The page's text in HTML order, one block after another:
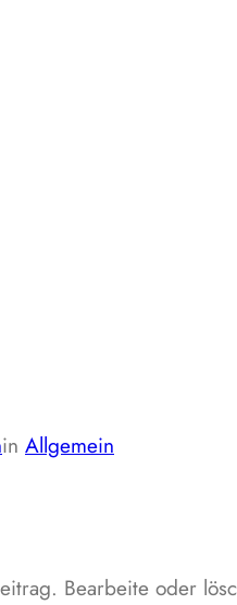
in Allgemein
Bearbeite oder